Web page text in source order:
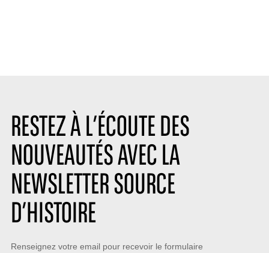
RESTEZ À L’ÉCOUTE DES
NOUVEAUTÉS AVEC LA
NEWSLETTER SOURCE
D’HISTOIRE
Restez
Renseignez votre email pour recevoir le formulaire